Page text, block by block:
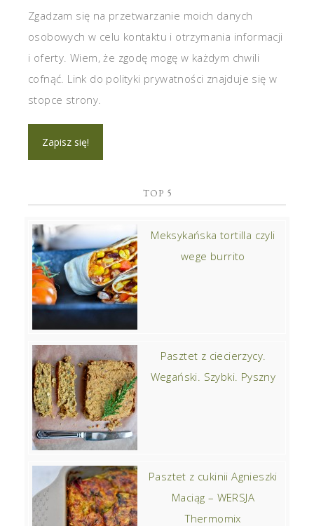
Zgadzam się na przetwarzanie moich danych
osobowych w celu kontaktu i otrzymania informacji
i oferty. Wiem, że zgodę mogę w każdym chwili
cofnąć. Link do polityki prywatności znajduje się w
stopce strony.
TOP 5
Meksykańska tortilla czyli
wege burrito
Pasztet z ciecierzycy.
Wegański. Szybki. Pyszny
Pasztet z cukinii Agnieszki
Maciąg – WERSJA
Thermomix